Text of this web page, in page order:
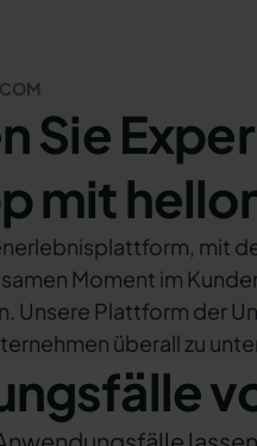
Sie
mit
mit
Moment im
Unsere Plattform der
überall zu